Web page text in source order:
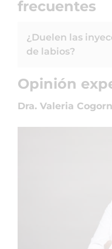
frecuentes
¿Duelen las
de labios?
Opinión
Dra. Valeria